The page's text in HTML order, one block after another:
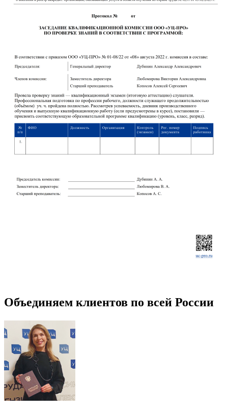
Объединяем клиентов по всей России